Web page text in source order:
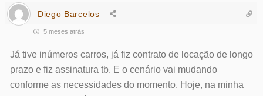
Diego Barcelos
5 meses atrás
Já tive inúmeros carros, já fiz contrato de locação de longo
prazo e fiz assinatura tb. E o cenário vai mudando
conforme as necessidades do momento. Hoje, na minha